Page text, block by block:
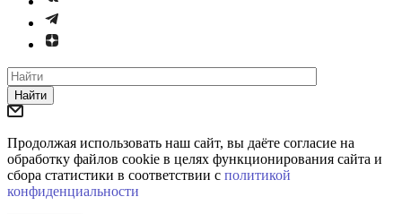
Найти
Продолжая использовать наш сайт, вы даёте согласие на
обработку файлов cookie в целях функционирования сайта и
сбора статистики в соответствии с политикой
конфиденциальности